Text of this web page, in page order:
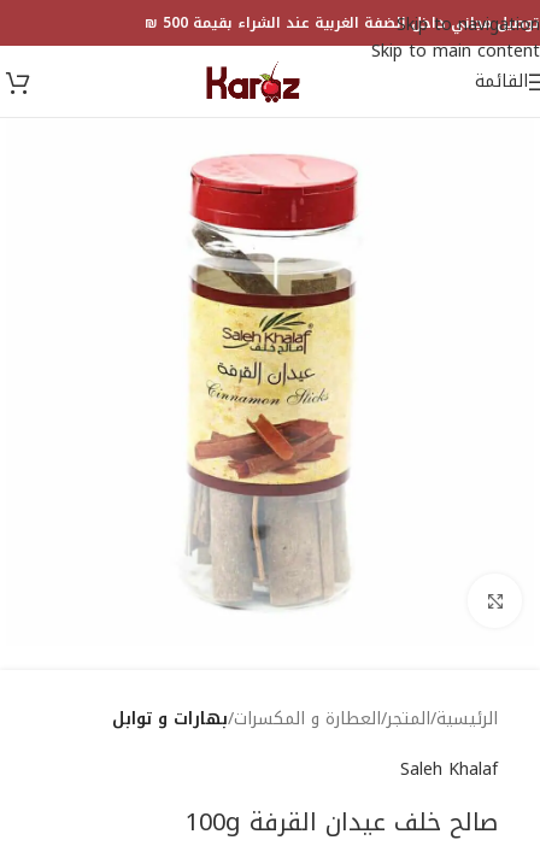
Skip to navigation
Skip to main content
توصيل مجاني داخل الضفة الغربية عند الشراء بقيمة 500 ₪
القائمة
الرئيسية المتجر العطارة و المكسرات بهارات و توابل
Saleh Khalaf
صالح خلف عيدان القرفة 100g